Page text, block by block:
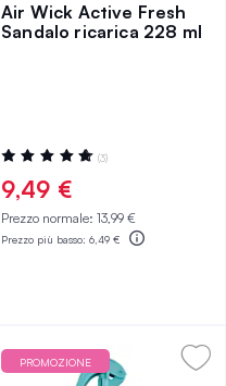
Air Wick Active Fresh
Sandalo ricarica 228 ml
Valutazione:
100%
(3)
9,49 €
Prezzo normale: 13,99 €
Prezzo più basso: 6,49 €
PROMOZIONE